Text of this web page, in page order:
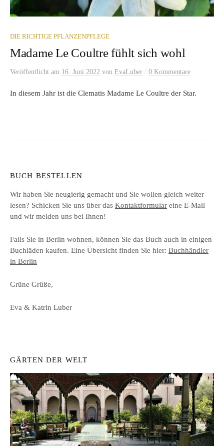
DIE RICHTIGE PFLANZENPFLEGE
Madame Le Coultre fühlt sich wohl
Veröffentlicht am 16. Juni 2022 von EvaLuber / 0 Kommentare
In diesem Jahr ist die Clematis Madame Le Coultre der Star.
BUCH BESTELLEN
Wir haben Sie neugierig gemacht und Sie wollen gleich weiter
lesen? Schicken Sie uns über das Kontaktformular eine E-Mail
und wir melden uns bei Ihnen!
Falls Sie in Berlin wohnen, können Sie das Buch auch in einigen
Buchläden kaufen. Eine Übersicht finden Sie hier: Buchhändler
in Berlin
Grüne Grüße,
Eva & Katrin Luber
GÄRTEN DER WELT